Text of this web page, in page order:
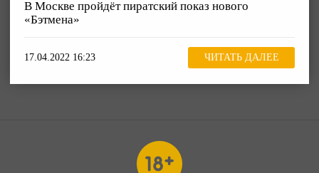
В Москве пройдёт пиратский показ нового
«Бэтмена»
17.04.2022 16:23 ЧИТАТЬ ДАЛЕЕ